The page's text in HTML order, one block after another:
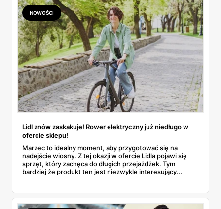
NOWOŚCI
Lidl znów zaskakuje! Rower elektryczny już niedługo w
ofercie sklepu!
Marzec to idealny moment, aby przygotować się na
nadejście wiosny. Z tej okazji w ofercie Lidla pojawi się
sprzęt, który zachęca do długich przejażdżek. Tym
bardziej że produkt ten jest niezwykle interesujący...